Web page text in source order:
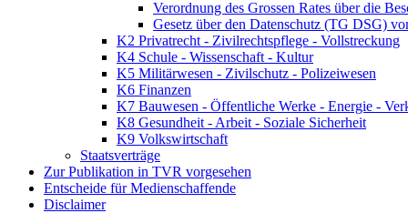
Verordnung des Grossen Rates über die
Gesetz über den Datenschutz (TG DSG)
K2 Privatrecht - Zivilrechtspflege - Vollstreckung
K4 Schule - Wissenschaft - Kultur
K5 Militärwesen - Zivilschutz - Polizeiwesen
K6 Finanzen
K7 Bauwesen - Öffentliche Werke - Energie -
K8 Gesundheit - Arbeit - Soziale Sicherheit
K9 Volkswirtschaft
Staatsverträge
Zur Publikation in TVR vorgesehen
Entscheide für Medienschaffende
Disclaimer